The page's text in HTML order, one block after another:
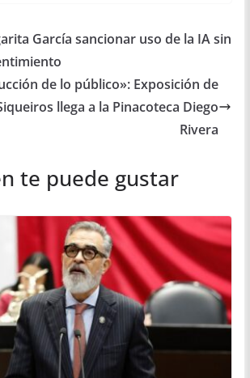
García sancionar uso de la IA sin
de lo público»: Exposición de
llega a la Pinacoteca Diego
Rivera
te puede gustar